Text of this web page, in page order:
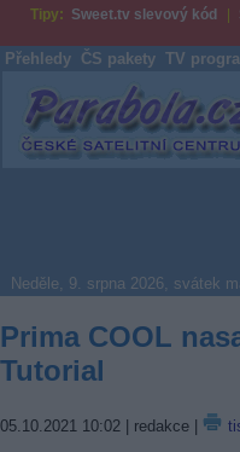
Tipy: Sweet.tv slevový kód
Přehledy ČS pakety TV
Parabola.cz
Neděle, 9. srpna 2026, svátek
Prima COOL
Tutorial
05.10.2021 10:02 | redakce |